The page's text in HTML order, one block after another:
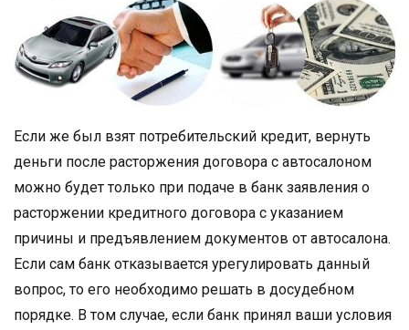
Если же был взят потребительский кредит, вернуть
деньги после расторжения договора с автосалоном
можно будет только при подаче в банк заявления о
расторжении кредитного договора с указанием
причины и предъявлением документов от автосалона.
Если сам банк отказывается урегулировать данный
вопрос, то его необходимо решать в досудебном
порядке. В том случае, если банк принял ваши условия